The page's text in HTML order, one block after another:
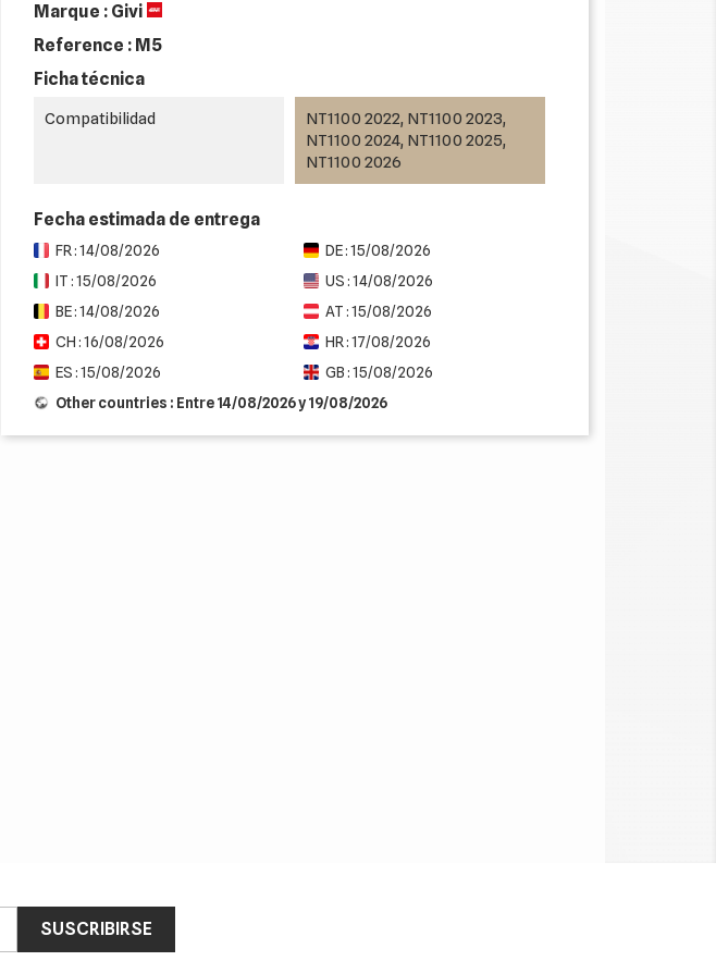
Marque : Givi
Reference : M5
Ficha técnica
Compatibilidad
NT1100 2022, NT1100 2023,
NT1100 2024, NT1100 2025,
NT1100 2026
Fecha estimada de entrega
FR : 14/08/2026
DE : 15/08/2026
IT : 15/08/2026
US : 14/08/2026
BE : 14/08/2026
AT : 15/08/2026
CH : 16/08/2026
HR : 17/08/2026
ES : 15/08/2026
GB : 15/08/2026
Other countries : Entre 14/08/2026 y 19/08/2026